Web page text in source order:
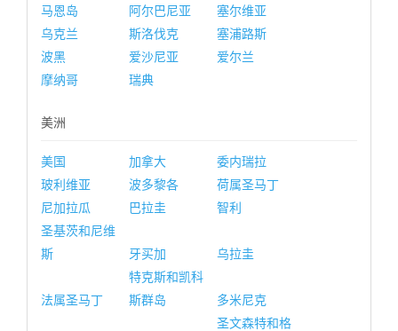
马恩岛
阿尔巴尼亚
塞尔维亚
乌克兰
斯洛伐克
塞浦路斯
波黑
爱沙尼亚
爱尔兰
摩纳哥
瑞典
美洲
美国 加拿大
委内瑞拉
玻利维亚
波多黎各
荷属圣马丁
尼加拉瓜
巴拉圭
智利
圣基茨和尼维
斯
牙买加 乌拉圭
法属圣马丁
特克斯和凯科
斯群岛
多米尼克
圣文森特和格